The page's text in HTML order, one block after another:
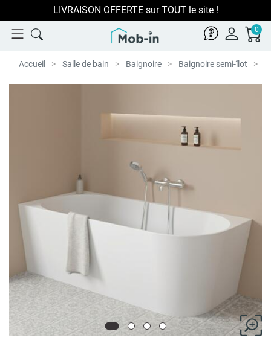
LIVRAISON OFFERTE sur TOUT le site !
0
Accueil Salle de bain Baignoire Baignoire semi-îlot